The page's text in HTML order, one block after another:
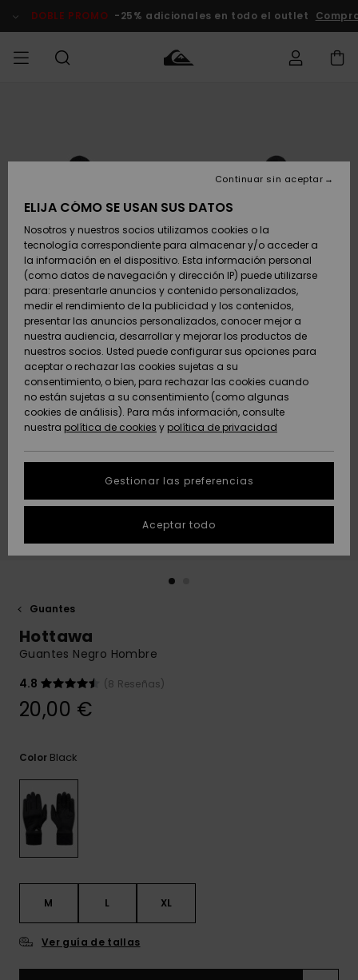
del
DOBLE PROMO -25% adicionales en todo el outlet
Zapatos y
chanclas
Surf
Snow
Novedades
Destacados
Zapatos y
chanclas
Surf
Snow
Novedades
Destacados
Destacados
Snow
SURF
Highlights
Comunidad
SNOW
Snow Niños
Tienda
Snow Mujer
Destacados
Comunidad
DOBLE
PROMO
Outlet
Mujer
AYUDA &
CONTACTO
Envio
Devoluciones
Pago
Tarjeta de
regalo
Quiksilver
Freedom
Protección de
datos
personales
Inicia una
conversación
más rápida a
respuestas a
las preguntas
SOSTENIBILIDAD
Guantes
Hottawa
Guantes Negro Hombre
4.8
(8 Reseñas)
20,00 €
Color Black
M L XL
Ver guía de tallas
ELIJA CÓMO SE USAN SUS DATOS
Nosotros y nuestros socios utilizamos cookies o la
tecnología correspondiente para almacenar y/o acceder a
la información en el dispositivo. Esta información personal
(como datos de navegación y dirección IP) puede utilizarse
para: presentarle anuncios y contenido personalizados,
medir el rendimiento de la publicidad y los contenidos,
presentar las anuncios personalizados, conocer mejor a
nuestra audiencia, desarrollar y mejorar los productos de
nuestros socios. Usted puede configurar sus opciones para
aceptar o rechazar las cookies sujetas a su
consentimiento, o bien, para rechazar las cookies cuando
no están sujetas a su consentimiento (como algunas
cookies de análisis). Para más información, consulte
nuestra política de cookies y política de privacidad
Gestionar las preferencias
Continuar sin aceptar
Aceptar todo